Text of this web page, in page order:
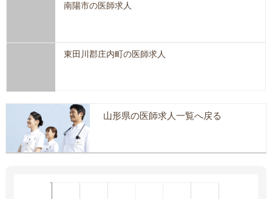
南陽市の医師求人
東田川郡庄内町の医師求人
山形県の医師求人一覧へ戻る